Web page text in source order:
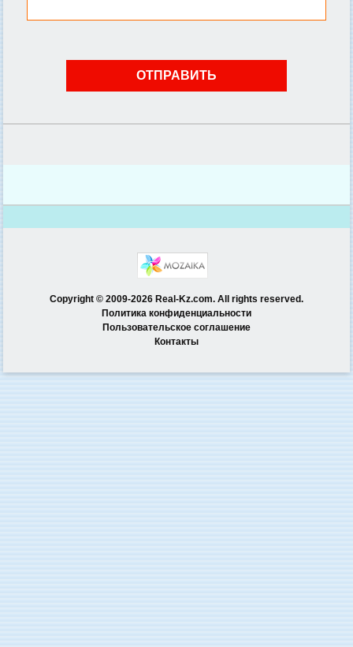
Copyright © 2009-2026 Real-Kz.com. All rights reserved.
Политика конфиденциальности
Пользовательское соглашение
Контакты